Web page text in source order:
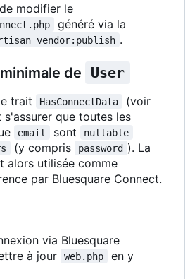
modifier le
généré via la
vendor:publish .
de User
trait HasConnectData
(voir
que toutes les
email sont nullable
(y compris password ). La
alors utilisée comme
par Bluesquare Connect.
via Bluesquare
à jour
web.php
en y